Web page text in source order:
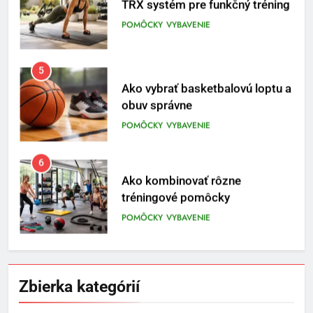
POMÔCKY VYBAVENIE
5
Ako vybrať basketbalovú loptu a
obuv správne
POMÔCKY VYBAVENIE
6
Ako kombinovať rôzne
tréningové pomôcky
POMÔCKY VYBAVENIE
7
Pomôcky na cvičenie brucha
Zbierka kategórií